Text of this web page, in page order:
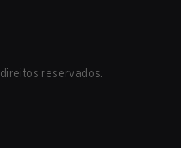
reservados.